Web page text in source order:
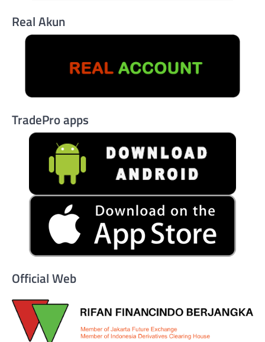
Real Akun
TradePro apps
Official Web